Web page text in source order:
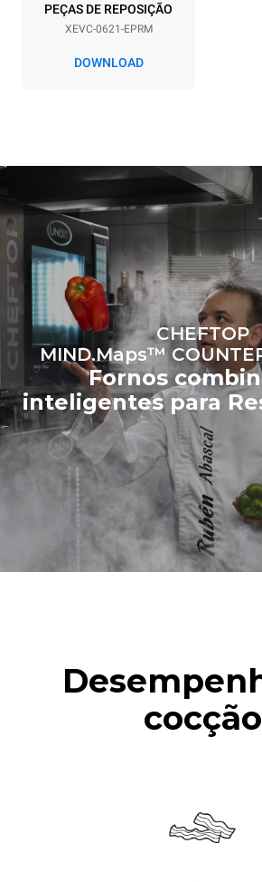
86,4 kWh/dia
Estimativa calculada
assumindo o uso diário do
forno (365 dias/ano):
6 cargas cheias de frango
assado
6 cargas completas de
cocção a vapor
7
PEÇAS DE REPOSIÇÃO
XEVC-0621-EPRM
DOWNLOAD
CHEFTOP
MIND.Maps™
Fornos
inteligentes para
cocção